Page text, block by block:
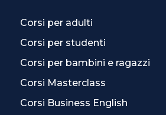
Corsi per adulti
Corsi per studenti
Corsi per bambini e ragazzi
Corsi Masterclass
Corsi Business English